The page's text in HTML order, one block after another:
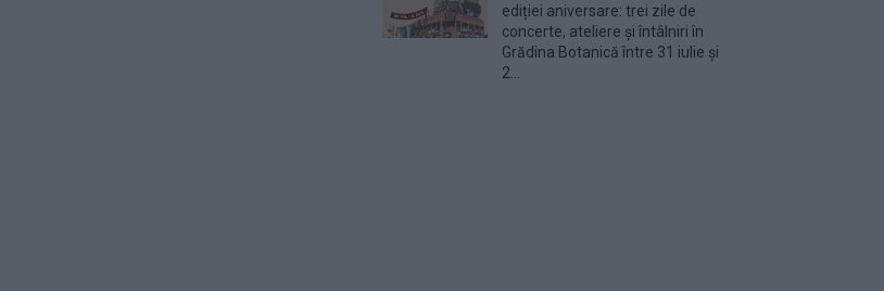
ediției aniversare: trei zile de
concerte, ateliere și întâlniri în
Grădina Botanică între 31 iulie și
2...